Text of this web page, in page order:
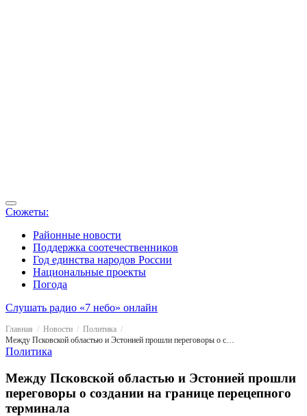
Сюжеты:
Районные новости
Поддержка соотечественников
Год единства народов России
Национальные проекты
Погода
Слушать радио «7 небо» онлайн
Главная Новости
Политика
Между Псковской областью и Эстонией прошли переговоры о создании на границе перецепного терминала
Политика
Между Псковской областью и Эстонией прошли
переговоры о создании на границе перецепного
терминала